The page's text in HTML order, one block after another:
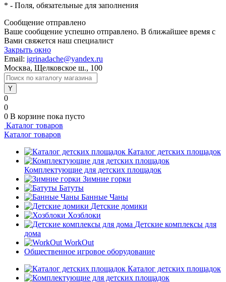
* - Поля, обязательные для заполнения
Сообщение отправлено
Ваше сообщение успешно отправлено. В ближайшее время с
Вами свяжется наш специалист
Закрыть окно
Email: igrinadache@yandex.ru
Москва, Щелковское ш., 100
0
0
0 В корзине пока пусто
Каталог товаров
Каталог товаров
Каталог детских площадок
Комплектующие для детских площадок
Зимние горки
Батуты
Банные Чаны
Детские домики
Хозблоки
Детские комплексы для
дома
WorkOut
Общественное игровое оборудование
Каталог детских площадок